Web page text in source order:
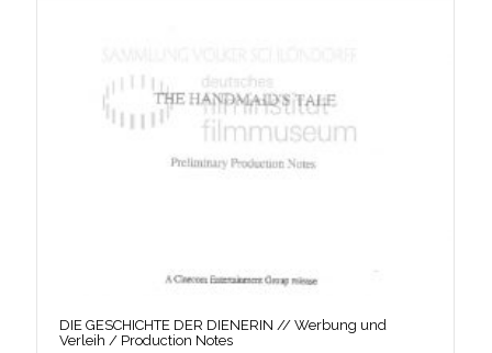
DIE GESCHICHTE DER DIENERIN // Werbung und
Verleih / Production Notes